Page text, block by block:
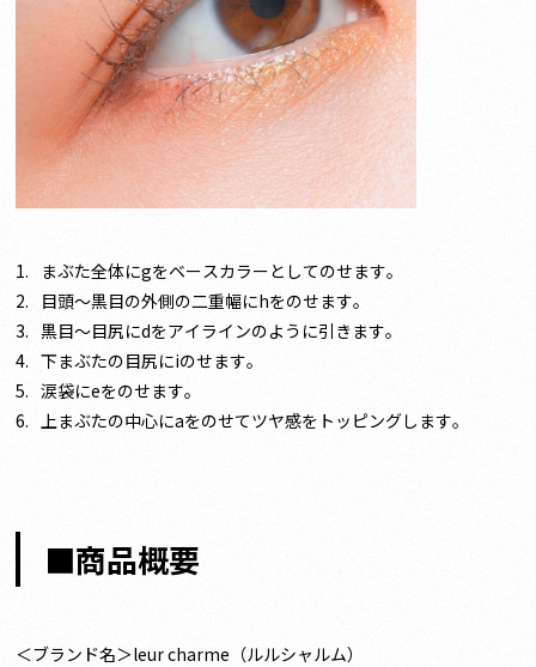
まぶた全体にgをベースカラーとしてのせます。
目頭〜黒目の外側の二重幅にhをのせます。
黒目〜目尻にdをアイラインのように引きます。
下まぶたの目尻にiのせます。
涙袋にeをのせます。
上まぶたの中心にaをのせてツヤ感をトッピングします。
■商品概要
＜ブランド名＞leur charme（ルルシャルム）